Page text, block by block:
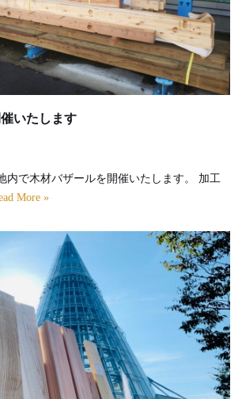
いたします
内で木材バザールを開催いたします。 加工
More »